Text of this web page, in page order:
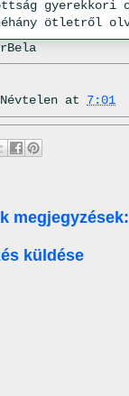
Névtelen at 7:01
megjegyzések:
küldése